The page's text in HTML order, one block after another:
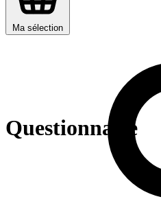
Ma sélection
Questionnaire